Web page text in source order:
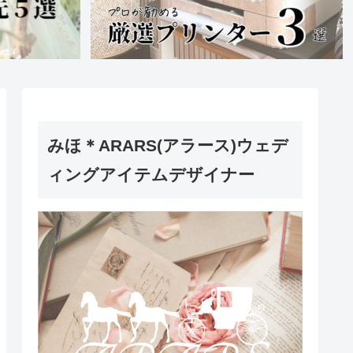
みほ＊ARARS(アラース)ウェデ
ィングアイテムデザイナー